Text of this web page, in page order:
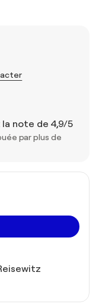
note de 4,9/5
par plus de